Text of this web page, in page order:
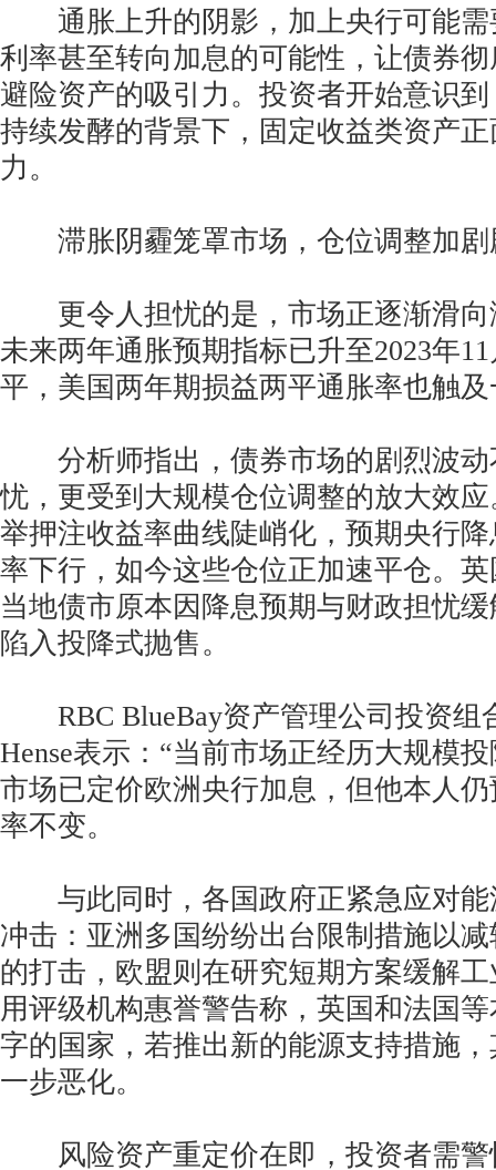
通胀上升的阴影，加上央行可能需
利率甚至转向加息的可能性，让债券
避险资产的吸引力。投资者开始意识
持续发酵的背景下，固定收益类资产
力。
滞胀阴霾笼罩市场，仓位调整加剧
更令人担忧的是，市场正逐渐滑向
未来两年通胀预期指标已升至2023年
平，美国两年期损益两平通胀率也触
分析师指出，债券市场的剧烈波动
忧，更受到大规模仓位调整的放大效
举押注收益率曲线陡峭化，预期央行
率下行，如今这些仓位正加速平仓。
当地债市原本因降息预期与财政担忧
陷入投降式抛售。
RBC BlueBay资产管理公司投资组
Hense表示：“当前市场正经历大规模
市场已定价欧洲央行加息，但他本人
率不变。
与此同时，各国政府正紧急应对能
冲击：亚洲多国纷纷出台限制措施以
的打击，欧盟则在研究短期方案缓解
用评级机构惠誉警告称，英国和法国
字的国家，若推出新的能源支持措施
一步恶化。
风险资产重定价在即，投资者需警